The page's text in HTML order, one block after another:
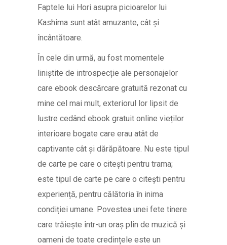
Faptele lui Hori asupra picioarelor lui
Kashima sunt atât amuzante, cât și
încântătoare.
În cele din urmă, au fost momentele
liniștite de introspecție ale personajelor
care ebook descărcare gratuită rezonat cu
mine cel mai mult, exteriorul lor lipsit de
lustre cedând ebook gratuit online vieților
interioare bogate care erau atât de
captivante cât și dărăpătoare. Nu este tipul
de carte pe care o citești pentru trama;
este tipul de carte pe care o citești pentru
experiență, pentru călătoria în inima
condiției umane. Povestea unei fete tinere
care trăiește într-un oraș plin de muzică și
oameni de toate credințele este un